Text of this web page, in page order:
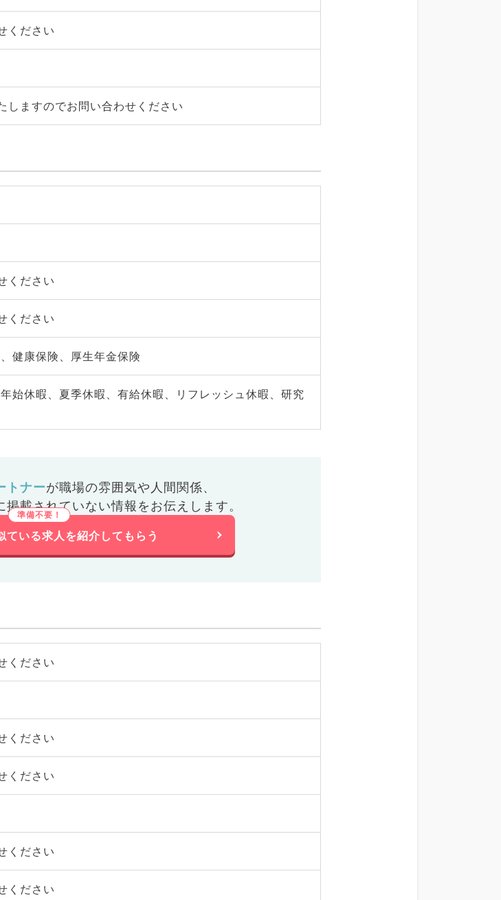
ください
しますのでお問い合わせください
ください
ください
健康保険、厚生年金保険
始休暇、夏季休暇、有給休暇、リフレッシュ休暇、研究
トナーが職場の雰囲気や人間関係、
掲載されていない情報をお伝えします。
ている求人を紹介してもらう
ください
ください
ください
ください
ください